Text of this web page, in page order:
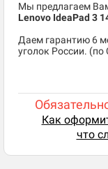
Мы предлагаем
Lenovo IdeaPad 3
Даем гарантию 6
уголок России. (по
Как
что